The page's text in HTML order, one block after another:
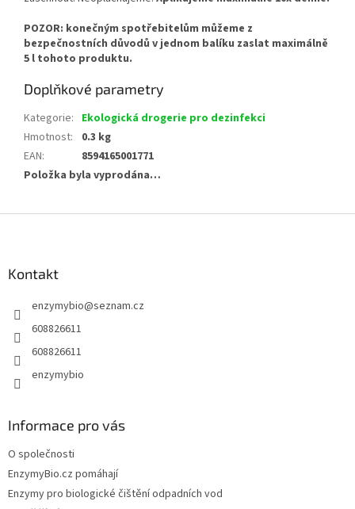
POZOR: konečným spotřebitelům můžeme z
bezpečnostních důvodů v jednom balíku zaslat maximálně
5 l tohoto produktu.
Doplňkové parametry
Kategorie: Ekologická drogerie pro dezinfekci
Hmotnost:
0.3 kg
EAN:
8594165001771
Položka byla vyprodána…
Kontakt
enzymybio@seznam.cz
608826611
608826611
enzymybio
Informace pro vás
O společnosti
EnzymyBio.cz pomáhají
Enzymy pro biologické čištění odpadních vod